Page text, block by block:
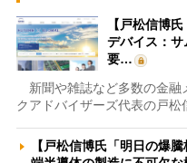
【戸松信博
デバイス：
要…
新聞や雑誌など多数の金融
クアドバイザーズ代表の戸松
【戸松信博氏「明日の爆